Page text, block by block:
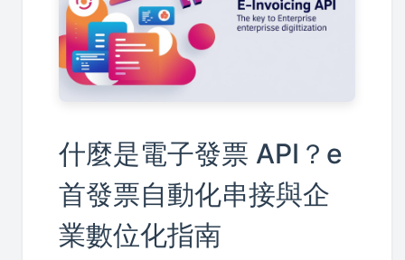
什麼是電子發票 API？e
首發票自動化串接與企
業數位化指南